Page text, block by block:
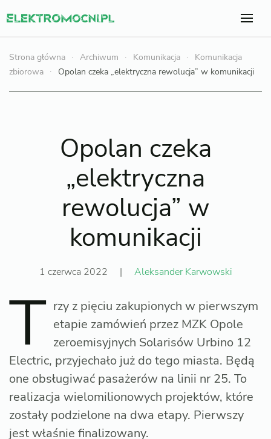
Strona główna Archiwum Komunikacja
Komunikacja
zbiorowa
Opolan czeka „elektryczna rewolucja” w komunikacji
Opolan czeka
„elektryczna
rewolucja” w
komunikacji
1 czerwca 2022 | Aleksander Karwowski
T rzy z pięciu zakupionych w pierwszym
etapie zamówień przez MZK Opole
zeroemisyjnych Solarisów Urbino 12
Electric, przyjechało już do tego miasta. Będą
one obsługiwać pasażerów na linii nr 25. To
realizacja wielomilionowych projektów, które
zostały podzielone na dwa etapy. Pierwszy
jest właśnie finalizowany.